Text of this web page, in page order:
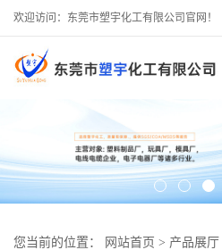
欢迎访问：东莞市塑宇化工有限公司官网！
您当前的位置： 网站首页 > 产品展厅